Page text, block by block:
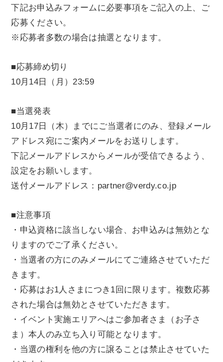
下記お申込みフォームに必要事項をご記入の上、ご
応募ください。
※応募者多数の場合は抽選となります。
■応募締め切り
10月14日（月）23:59
■当選発表
10月17日（木）までにご当選者にのみ、登録メール
アドレス宛にご案内メールをお送りします。
下記メールアドレスからメールが受信できるよう、
設定をお願いします。
送付メールアドレス：partner@verdy.co.jp
■注意事項
・申込資格に該当しない場合、お申込みは無効とな
りますのでご了承ください。
・当選者の方にのみメールにてご連絡させていただ
きます。
・応募はお1人さまにつき1回に限ります。複数応募
された場合は無効とさせていただきます。
・イベント実施エリアへはご参加者さま（お子さ
ま）本人のみ立ち入り可能となります。
・当選の権利を他の方に譲ることは禁止させていた